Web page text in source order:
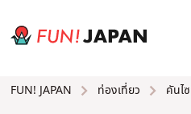
FUN! JAPAN ท่องเที่ยว คันไซ